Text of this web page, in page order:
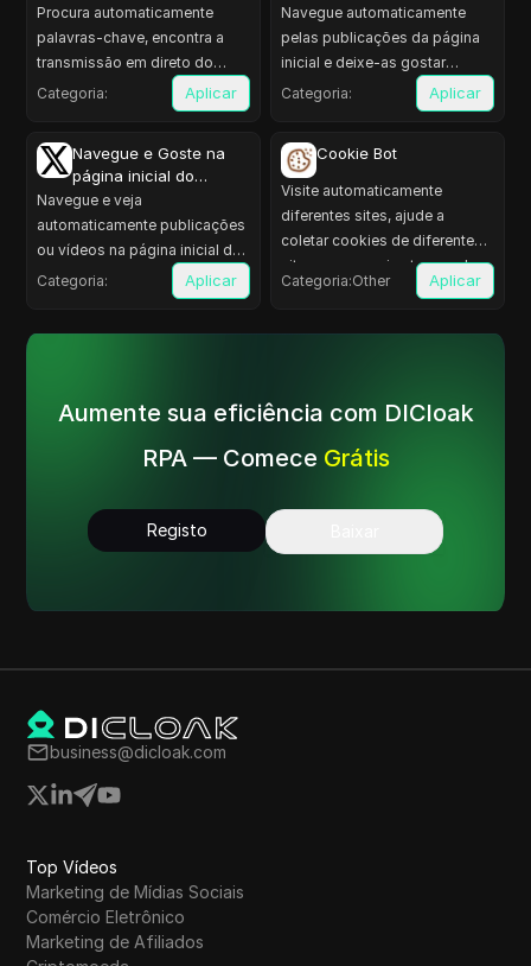
Automática da
Transmissão em Direto
do YouTube
Procura automaticamente
palavras-chave, encontra a
transmissão em direto do
alvo, vê e subscreve
aleatoriamente e gosta.
Categoria: Aplicar
página inicial
Navegue automaticamente
pelas publicações da página
inicial e deixe-as gostar
aleatoriamente durante algum
tempo antes de editar o seu
Categoria: Aplicar
Navegue e Goste na
página inicial do
Twitter
Navegue e veja
automaticamente publicações
ou vídeos na página inicial do
Twitter e goste aleatoriamente
para aumentar a atividade da
Categoria: Aplicar
Cookie Bot
Visite automaticamente
diferentes sites, ajude a
coletar cookies de diferentes
sites e economize tempo de
trabalho.
Categoria:Other Aplicar
Aumente sua eficiência com DICloak
RPA — Comece Grátis
Registo
business@dicloak.com
Top Vídeos
Marketing de Mídias Sociais
Comércio Eletrônico
Marketing de Afiliados